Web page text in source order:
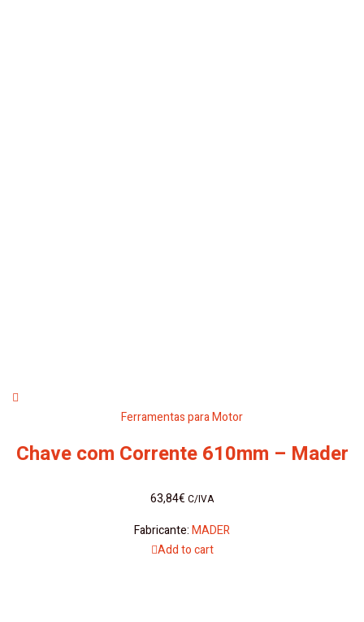
Ferramentas para Motor
Chave com Corrente 610mm – Mader
63,84€ C/IVA
Fabricante:MADER
Add to cart